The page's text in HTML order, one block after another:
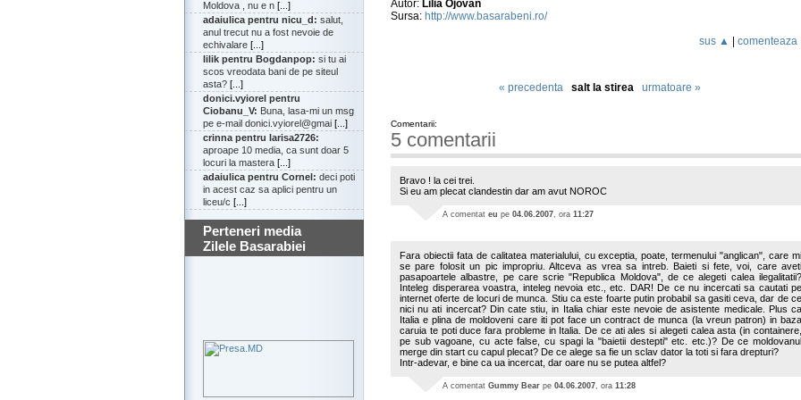
Moldova , nu e n [...]
adaiulica pentru nicu_d: salut,
anul trecut nu a fost nevoie de
echivalare [...]
lilik pentru Bogdanpop: si tu ai
scos vreodata bani de pe siteul
asta? [...]
donici.vyiorel pentru
Ciobanu_V: Buna, lasa-mi un msg
pe e-mail donici.vyiorel@gmai [...]
crinna pentru larisa2726:
aproape 10 media, ca sunt doar 5
locuri la mastera [...]
adaiulica pentru Cornel: deci poti
in acest caz sa aplici pentru un
liceu/c [...]
Perteneri media
Zilele Basarabiei
Autor: Lilia Ojovan
Sursa: http://www.basarabeni.ro/
sus ▲
« precedenta salt la stirea urmatoare »
Comentarii:
5 comentarii
Bravo ! la cei trei.
Si eu am plecat clandestin dar am avut NOROC
A comentat eu pe 04.06.2007, ora 11:27
Fara obiectii fata de calitatea materialului, cu exceptia, poate, termenului "anglican", care mi
se pare folosit un pic impropriu. Altceva as vrea sa intreb. Baieti si fete, voi, care aveti
pasapoartele albastre, pe care scrie "Republica Moldova", de ce alegeti calea ilegalitatii?
Inteleg disperarea voastra, inteleg nevoia etc., etc. DAR! De ce nu incercati sa cautati pe
internet oferte de locuri de munca. Stiu ca este foarte putin probabil sa gasiti ceva, dar de ce
nici nu ati incercat? Din cate stiu, in Italia chiar este nevoie de asistente medicale. Plus ca
Italia e plina de moldoveni care iti pot face un contract de munca (la vreun patron) in baza
caruia te poti duce fara probleme in Italia. De ce ati ales si alegeti calea asta (in containere,
pe sub vagoane, cu acte false, cu spagi la "baietii destepti" etc. etc.)? De ce moldovanul
merge din start cu capul plecat? De ce alege sa fie un sclav dator la toti si fara drepturi?
Intr-adevar, e bine ca ua incercat, dar oare nu se putea altfel?
A comentat Gummy Bear pe 04.06.2007, ora 11:28